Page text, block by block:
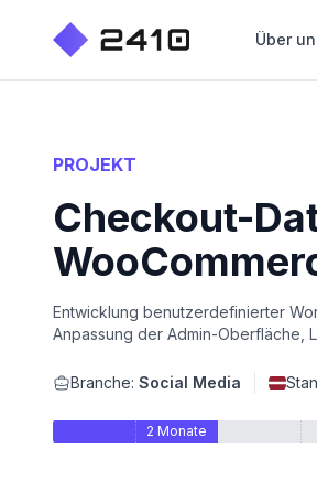
Über
PROJEKT
Checkout-
Entwicklung benutzerdefinierter
Anpassung der Admin-Oberfläche,
Branche: Social Media
2 Monate